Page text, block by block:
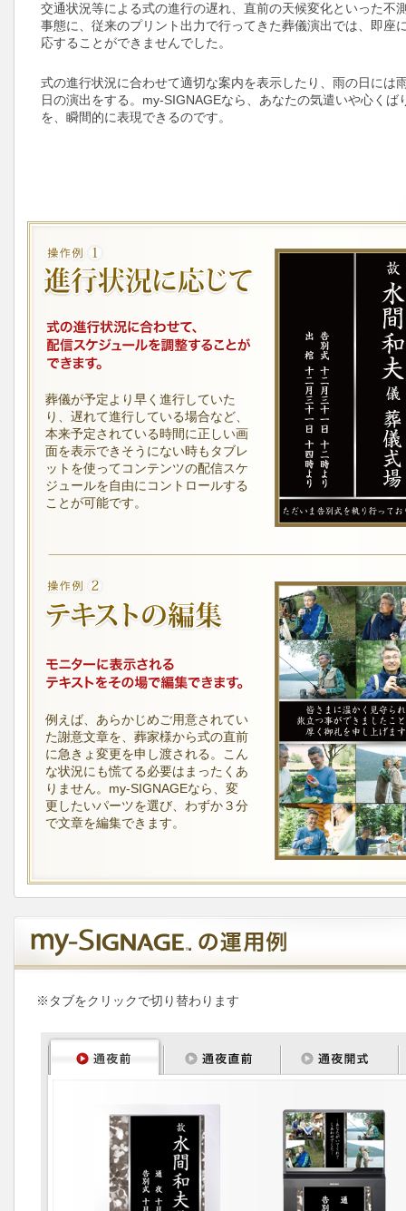
交通状況等による式の進行の遅れ、直前の天候変化といった不
事態に、従来のプリント出力で行ってきた葬儀演出では、即座
応することができませんでした。
式の進行状況に合わせて適切な案内を表示したり、雨の日には
日の演出をする。my-SIGNAGEなら、あなたの気遣いや心くば
を、瞬間的に表現できるのです。
葬儀が予定より早く進行していた
り、遅れて進行している場合など、
本来予定されている時間に正しい画
面を表示できそうにない時もタブレ
ットを使ってコンテンツの配信スケ
ジュールを自由にコントロールする
ことが可能です。
例えば、あらかじめご用意されてい
た謝意文章を、葬家様から式の直前
に急きょ変更を申し渡される。こん
な状況にも慌てる必要はまったくあ
りません。my-SIGNAGEなら、変
更したいパーツを選び、わずか３分
で文章を編集できます。
※タブをクリックで切り替わります